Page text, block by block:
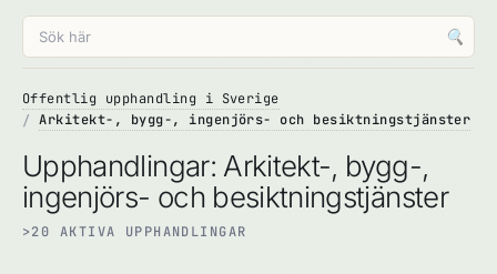
🔍
Offentlig upphandling i Sverige
Arkitekt-, bygg-, ingenjörs- och besiktningstjänster
Upphandlingar: Arkitekt-, bygg-,
ingenjörs- och besiktningstjänster
>20 AKTIVA UPPHANDLINGAR